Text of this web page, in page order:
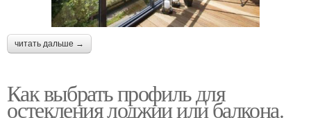
читать дальше →
Как выбрать профиль для
остекления лоджии или балкона.